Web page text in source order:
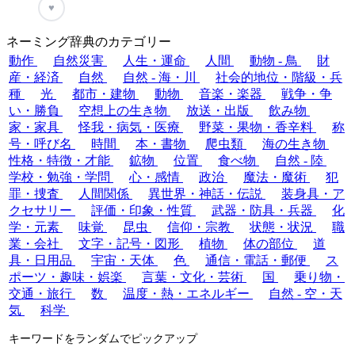
♥
ネーミング辞典のカテゴリー
動作
自然災害 人生・運命 人間 動物 - 鳥
財
産・経済
自然 自然 - 海・川
社会的地位・階級・兵
種
光 都市・建物 動物 音楽・楽器
戦争・争
い・勝負
空想上の生き物 放送・出版
飲み物
家・家具
怪我・病気・医療 野菜・果物・香辛料
称
号・呼び名
時間 本・書物 爬虫類
海の生き物
性格・特徴・才能
鉱物 位置 食べ物
自然 - 陸
学校・勉強・学問
心・感情 政治 魔法・魔術
犯
罪・捜査
人間関係 異世界・神話・伝説
装身具・ア
クセサリー
評価・印象・性質 武器・防具・兵器
化
学・元素
味覚 昆虫 信仰・宗教 状態・状況
職
業・会社
文字・記号・図形 植物 体の部位
道
具・日用品
宇宙・天体 色 通信・電話・郵便
ス
ポーツ・趣味・娯楽
言葉・文化・芸術 国
乗り物・
交通・旅行
数 温度・熱・エネルギー
自然 - 空・天
気
科学
キーワードをランダムでピックアップ